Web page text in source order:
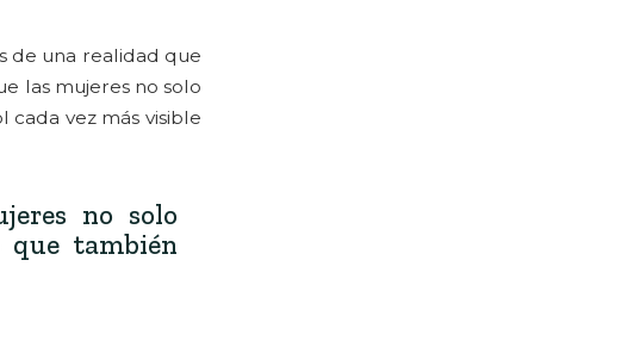
de una realidad que
las mujeres no solo
vez más visible
no solo
también